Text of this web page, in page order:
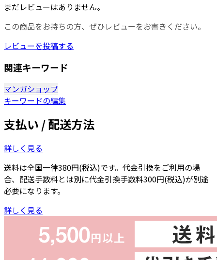
まだレビューはありません。
この商品をお持ちの方、ぜひレビューをお書きください。
レビューを投稿する
関連キーワード
マンガショップ
キーワードの編集
支払い / 配送方法
詳しく見る
送料は全国一律380円(税込)です。代金引換をご利用の場
合、配送手数料とは別に代金引換手数料300円(税込)が別途
必要になります。
詳しく見る